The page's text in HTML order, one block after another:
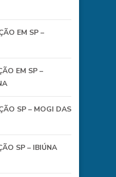
EM SP –
EM SP –
SP – MOGI DAS
SP – IBIÚNA